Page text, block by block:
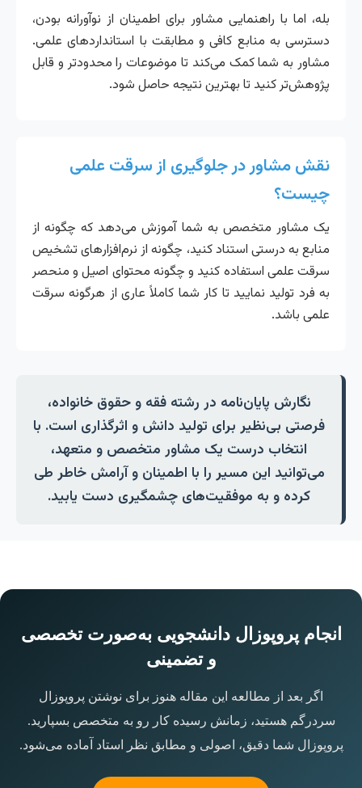
بله، اما با راهنمایی مشاور برای اطمینان از نوآورانه بودن،
دسترسی به منابع کافی و مطابقت با استانداردهای علمی.
مشاور به شما کمک می‌کند تا موضوعات را محدودتر و قابل
پژوهش‌تر کنید تا بهترین نتیجه حاصل شود.
نقش مشاور در جلوگیری از سرقت علمی
چیست؟
یک مشاور متخصص به شما آموزش می‌دهد که چگونه از
منابع به درستی استناد کنید، چگونه از نرم‌افزارهای تشخیص
سرقت علمی استفاده کنید و چگونه محتوای اصیل و منحصر
به فرد تولید نمایید تا کار شما کاملاً عاری از هرگونه سرقت
علمی باشد.
نگارش پایان‌نامه در رشته فقه و حقوق خانواده،
فرصتی بی‌نظیر برای تولید دانش و اثرگذاری است. با
انتخاب درست یک مشاور متخصص و متعهد،
می‌توانید این مسیر را با اطمینان و آرامش خاطر طی
کرده و به موفقیت‌های چشمگیری دست یابید.
انجام پروپوزال دانشجویی به‌صورت تخصصی
و تضمینی
اگر بعد از مطالعه این مقاله هنوز برای نوشتن پروپوزال
سردرگم هستید، زمانش رسیده کار رو به متخصص بسپارید.
پروپوزال شما دقیق، اصولی و مطابق نظر استاد آماده می‌شود.